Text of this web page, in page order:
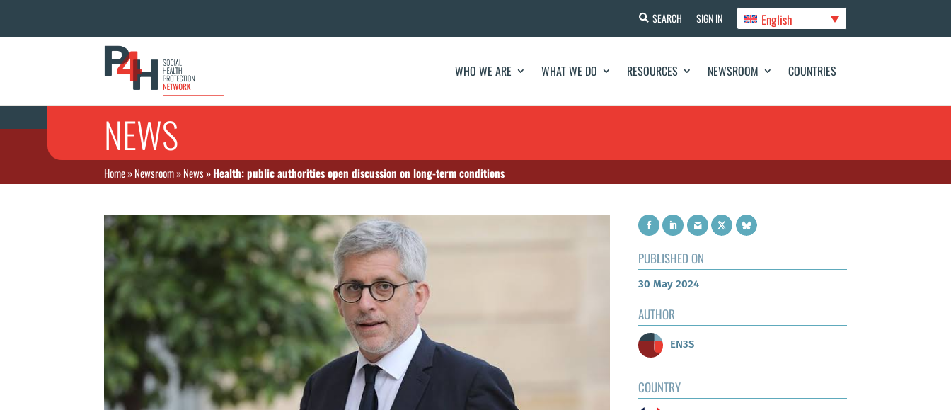
SEARCH SIGN IN English
WHO WE ARE WHAT WE DO RESOURCES NEWSROOM COUNTRIES
NEWS
Home»Newsroom»News»Health: public authorities open discussion on long-term conditions
PUBLISHED ON
30 May 2024
AUTHOR
EN3S
COUNTRY